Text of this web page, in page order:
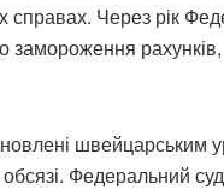
справах. Через рік
замороження
швейцарським
Федеральний